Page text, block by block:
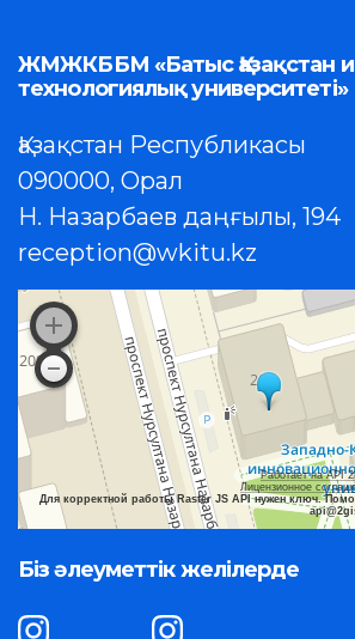
ЖМЖКББМ «Батыс Қазақстан
технологиялық университеті»
Қазақстан Республикасы
090000, Орал
Н. Назарбаев даңғылы, 194
reception@wkitu.kz
Работает на API
Лицензионное
Для корректной работы Raster JS API нужен ключ.
Біз әлеуметтік желілерде